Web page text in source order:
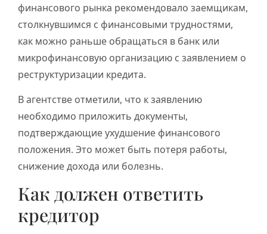
финансового рынка рекомендовало заемщикам,
столкнувшимся с финансовыми трудностями,
как можно раньше обращаться в банк или
микрофинансовую организацию с заявлением о
реструктуризации кредита.
В агентстве отметили, что к заявлению
необходимо приложить документы,
подтверждающие ухудшение финансового
положения. Это может быть потеря работы,
снижение дохода или болезнь.
Как должен ответить
кредитор